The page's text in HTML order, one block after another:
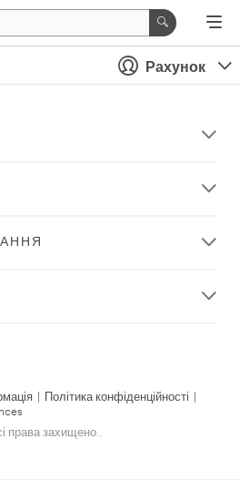
Рахунок
Політика конфіденційності
права захищено..